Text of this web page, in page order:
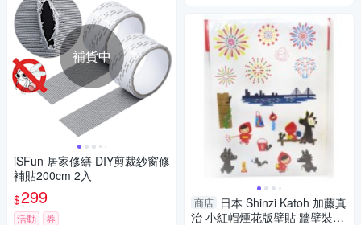
補貨中
iSFun 居家修繕 DIY剪裁紗窗修
補貼200cm 2入
$299
活動 券
商店 日本 Shinzi Katoh 加藤真
治 小紅帽煙花版壁貼 牆壁裝飾